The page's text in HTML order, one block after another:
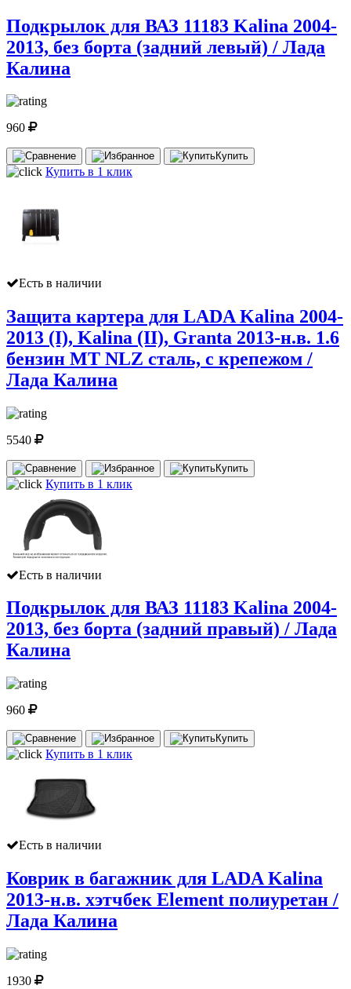
Подкрылок для ВАЗ 11183 Kalina 2004-
2013, без борта (задний левый) / Лада
Калина
960
Купить
Купить в 1 клик
Есть в наличии
Защита картера для LADA Kalina 2004-
2013 (I), Kalina (II), Granta 2013-н.в. 1.6
бензин МТ NLZ сталь, с крепежом /
Лада Калина
5540
Купить
Купить в 1 клик
Есть в наличии
Подкрылок для ВАЗ 11183 Kalina 2004-
2013, без борта (задний правый) / Лада
Калина
960
Купить
Купить в 1 клик
Есть в наличии
Коврик в багажник для LADA Kalina
2013-н.в. хэтчбек Element полиуретан /
Лада Калина
1930